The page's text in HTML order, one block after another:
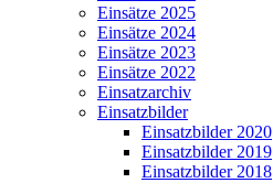
Einsätze 2025
Einsätze 2024
Einsätze 2023
Einsätze 2022
Einsatzarchiv
Einsatzbilder
Einsatzbilder 2020
Einsatzbilder 2019
Einsatzbilder 2018